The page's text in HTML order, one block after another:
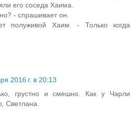
его соседа Хаима.
- спрашивает он.
полуживой Хаим. - Только когда
2016 г. в 20:13
грустно и смешно. Как у Чарли
Светлана.